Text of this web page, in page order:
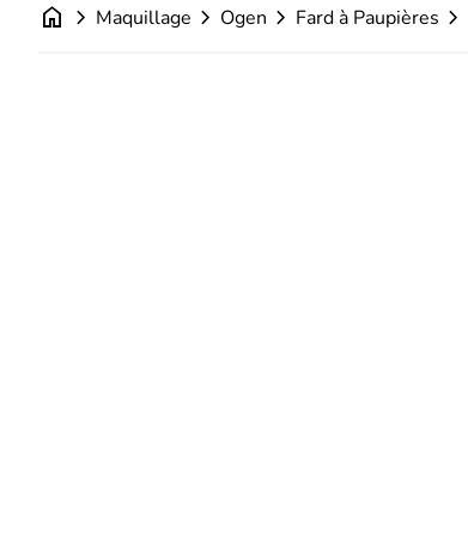
home chevron_right Maquillage chevron_right Ogen chevron_right Fard à Paupières chevron_right